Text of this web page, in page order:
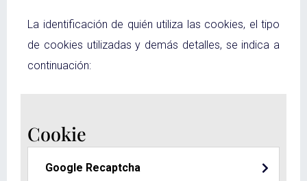
La identificación de quién utiliza las cookies, el tipo
de cookies utilizadas y demás detalles, se indica a
continuación:
Cookie
Google Recaptcha